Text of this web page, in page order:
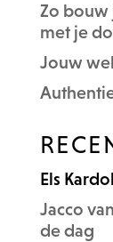
Zo bouw
met je
Jouw
Els Kardol
Jacco
de dag